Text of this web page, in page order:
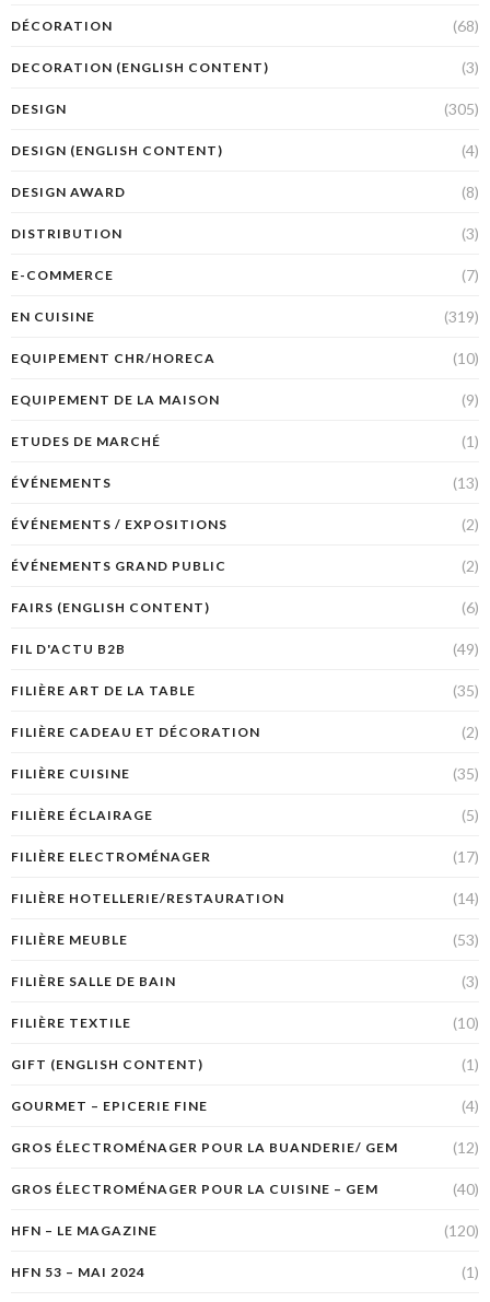
DÉCORATION (68)
DECORATION (ENGLISH CONTENT) (3)
DESIGN (305)
DESIGN (ENGLISH CONTENT) (4)
DESIGN AWARD (8)
DISTRIBUTION (3)
E-COMMERCE (7)
EN CUISINE (319)
EQUIPEMENT CHR/HORECA (10)
EQUIPEMENT DE LA MAISON (9)
ETUDES DE MARCHÉ (1)
ÉVÉNEMENTS (13)
ÉVÉNEMENTS / EXPOSITIONS (2)
ÉVÉNEMENTS GRAND PUBLIC (2)
FAIRS (ENGLISH CONTENT) (6)
FIL D'ACTU B2B (49)
FILIÈRE ART DE LA TABLE (35)
FILIÈRE CADEAU ET DÉCORATION (2)
FILIÈRE CUISINE (35)
FILIÈRE ÉCLAIRAGE (5)
FILIÈRE ELECTROMÉNAGER (17)
FILIÈRE HOTELLERIE/RESTAURATION (14)
FILIÈRE MEUBLE (53)
FILIÈRE SALLE DE BAIN (3)
FILIÈRE TEXTILE (10)
GIFT (ENGLISH CONTENT) (1)
GOURMET – EPICERIE FINE (4)
GROS ÉLECTROMÉNAGER POUR LA BUANDERIE/ GEM (12)
GROS ÉLECTROMÉNAGER POUR LA CUISINE – GEM (40)
HFN – LE MAGAZINE (120)
HFN 53 – MAI 2024 (1)